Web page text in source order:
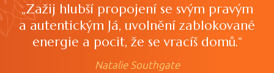
„Zažij hlubší propojení se svým pravým
a autentickým Já, uvolnění zablokované
energie a pocit, že se vracíš domů.“
Natalie Southgate